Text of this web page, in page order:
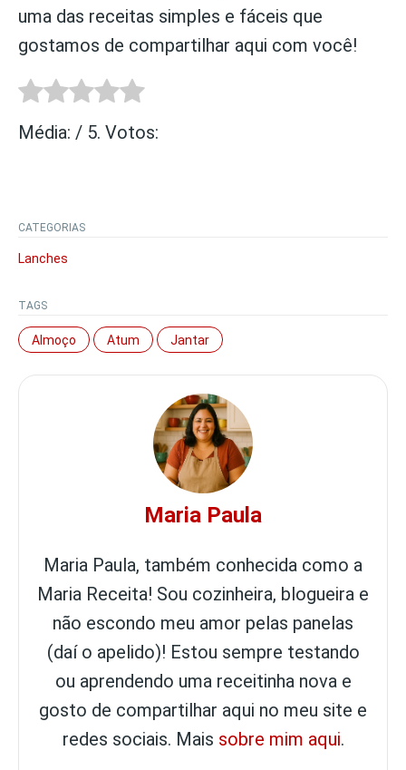
uma das receitas simples e fáceis que
gostamos de compartilhar aqui com você!
Média: / 5. Votos:
CATEGORIAS
Lanches
TAGS
Almoço Atum Jantar
Maria Paula
Maria Paula, também conhecida como a
Maria Receita! Sou cozinheira, blogueira e
não escondo meu amor pelas panelas
(daí o apelido)! Estou sempre testando
ou aprendendo uma receitinha nova e
gosto de compartilhar aqui no meu site e
redes sociais. Mais sobre mim aqui.